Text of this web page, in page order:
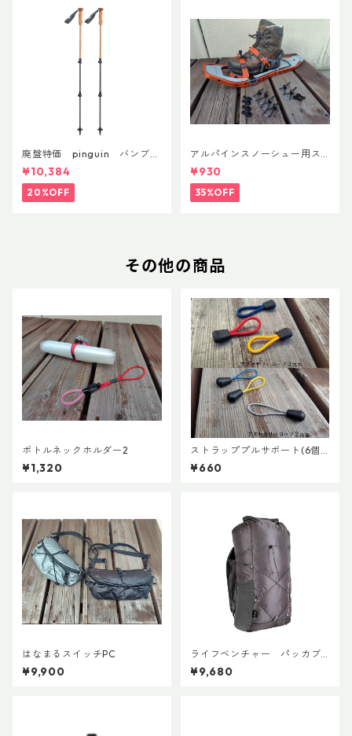
廃盤特価 pinguin バンブー
FLフォーム(ペア)
¥10,384
20%OFF
アルパインスノーシュー用ス
トラップキャッチ(ペア)
¥930
35%OFF
その他の商品
ボトルネックホルダー2
¥1,320
ストラッププルサポート(6個
セット)
¥660
はなまるスイッチPC
¥9,900
ライフベンチャー パッカブ
ルWPバックパック
¥9,680